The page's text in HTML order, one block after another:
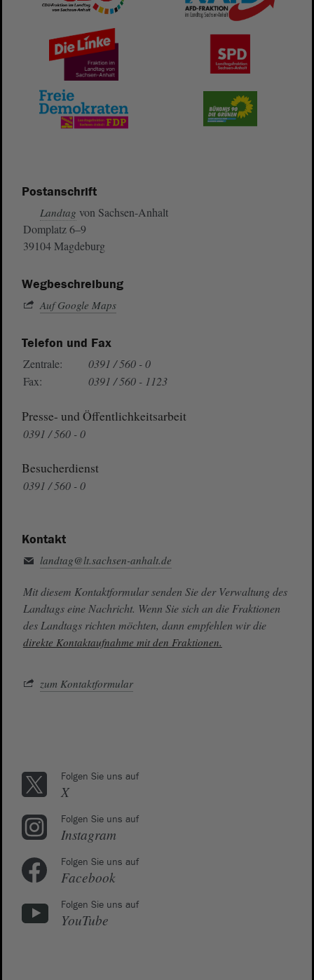
Postanschrift
Landtag von Sachsen-Anhalt
Domplatz 6–9
39104 Magdeburg
Wegbeschreibung
Auf Google Maps
Telefon und Fax
Zentrale:
0391 / 560 - 0
Fax:
0391 / 560 - 1123
Presse- und Öffentlichkeitsarbeit
0391 / 560 - 0
Besucherdienst
0391 / 560 - 0
Kontakt
landtag@lt.sachsen-anhalt.de
Mit diesem Kontaktformular senden Sie der Verwaltung des
Landtags eine Nachricht. Wenn Sie sich an die Fraktionen
des Landtags richten möchten, dann empfehlen wir die
direkte Kontaktaufnahme mit den Fraktionen.
zum Kontaktformular
Folgen Sie uns auf
X
Folgen Sie uns auf
Instagram
Folgen Sie uns auf
Facebook
Folgen Sie uns auf
YouTube